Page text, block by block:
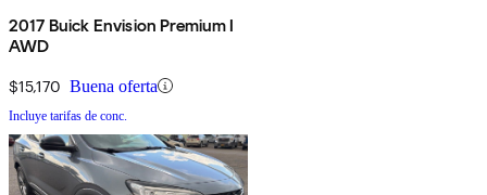
2017 Buick Envision Premium I
AWD
$15,170 Buena oferta
Incluye tarifas de conc.